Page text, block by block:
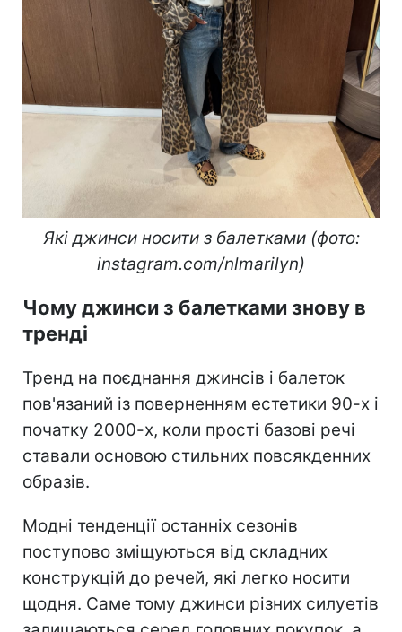
Які джинси носити з балетками (фото:
instagram.com/nlmarilyn)
Чому джинси з балетками знову в
тренді
Тренд на поєднання джинсів і балеток
пов'язаний із поверненням естетики 90-х і
початку 2000-х, коли прості базові речі
ставали основою стильних повсякденних
образів.
Модні тенденції останніх сезонів
поступово зміщуються від складних
конструкцій до речей, які легко носити
щодня. Саме тому джинси різних силуетів